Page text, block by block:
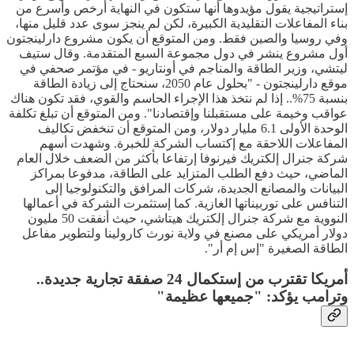
إستراتيجية يقول مؤيدوها أنها ستكون في النهاية أرخص وأسرع من
بناء المفاعلات التقليدية الكبيرة، لكن لم ينجز سوى عدد قليل منها،
وفي روسيا والصين فقط. ومن المتوقع أن يكون مشروع دارلينجتون
أول مشروع ينشر في دول مجموعة السبع المتقدمة. وقال ستيف
ليتشي، وزير الطاقة والمناجم في أونتاريو - في مؤتمر صحفي في
موقع دارلينجتون - "بحلول عام 2050، سنحتاج إلى زيادة الطاقة
بنسبة 75%.. إذا لم نتخذ هذا الإجراء الحاسم والقوي، فقد تكون هناك
عواقب وخيمة على مستقبلنا وإقتصادنا". ومن المتوقع أن تبلغ تكلفة
الوحدة الأولى 6.1 مليار دولار، ومن المتوقع أن تنخفض تكاليف
المفاعلات اللاحقة مع إكتساب الشركة للخبرة. وشهدت أسهم
شركة جنرال إلكتريك فيرنوفا إرتفاعا بأكثر من الضعف خلال العام
الماضي، حيث دفع الطلب المتزايد على الطاقة، مدفوعا بمراكز
البيانات والمصانع الجديدة، شركات المرافق والتكنولوجيا إلى
التنافس على توربيناتها الغازية. كما إستثمرت الشركة في أعمالها
النووية مع شركة جنرال إلكتريك هيتاشي، حيث أنفقت 50 مليون
دولار أمريكي على مصنع في ولاية نورث كارولينا ولتطوير مفاعل
الطاقة الصغيرة "إس إم أر".
أمريكا تقترب من إستكمال 24 صفقة تجارية جديدة..
وترامب يؤكد: "جميعها عظيمة"